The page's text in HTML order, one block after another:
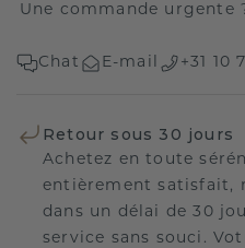
Une commande urgente
Chat E-mail +31 10
Retour sous 30 jours
Achetez en toute
entièrement satisfait,
dans un délai de 30
service sans souci.